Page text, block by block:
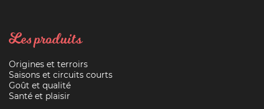
Les produits
Origines et terroirs
Saisons et circuits courts
Goût et qualité
Santé et plaisir